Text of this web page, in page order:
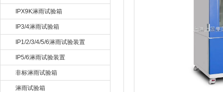
IPX9K淋雨试验箱
IP3/4淋雨试验箱
IP1/2/3/4/5/6淋雨试验装置
IP5/6淋雨试验装置
非标淋雨试验箱
淋雨试验箱